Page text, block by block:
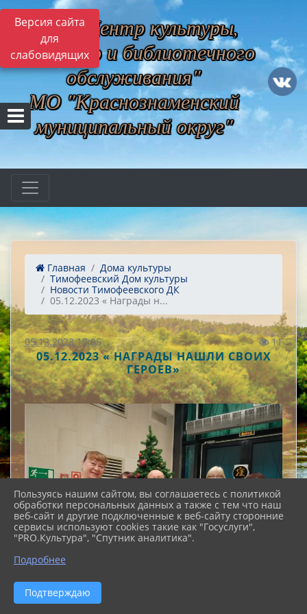
Версия сайта
для
слабовидящих
МБУ "Центр культуры,
музейного и библиотечного
обслуживания"
МО "Краснознаменский
муниципальный округ"
Главная
Дома культуры
Тимофеевский Дом культуры
Новости Тимофеевского ДК
05.12.2023 « Награды н...
05.12.2023 17:05 11
05.12.2023 « НАГРАДЫ НАШЛИ СВОИХ
ГЕРОЕВ»
Пользуясь нашим сайтом, вы соглашаетесь с политикой
обработки персональных данных а также с тем что наш
веб-сайт и другие подключенные к веб-сайту сторонние
сервисы используют cookies такие как "Госуслуги",
"PRO.Культура", "Спутник аналитика".
Подробнее
Подтверждаю